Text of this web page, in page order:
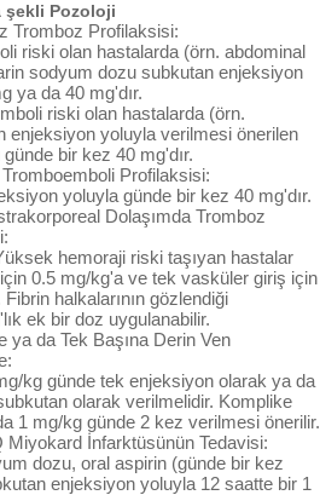
şekli Pozoloji
Tromboz Profilaksisi:
riski olan hastalarda (örn. abdominal
sodyum dozu subkutan enjeksiyon
ya da 40 mg'dır.
riski olan hastalarda (örn.
enjeksiyon yoluyla verilmesi önerilen
bir kez 40 mg'dır.
Profilaksisi:
yoluyla günde bir kez 40 mg'dır.
Dolaşımda Tromboz
hemoraji riski taşıyan hastalar
0.5 mg/kg'a ve tek vasküler giriş için
halkalarının gözlendiği
ek bir doz uygulanabilir.
ya da Tek Başına Derin Ven
kg günde tek enjeksiyon olarak ya da
olarak verilmelidir. Komplike
1 mg/kg günde 2 kez verilmesi önerilir.
Miyokard İnfarktüsünün Tedavisi:
dozu, oral aspirin (günde bir kez
enjeksiyon yoluyla 12 saatte bir 1